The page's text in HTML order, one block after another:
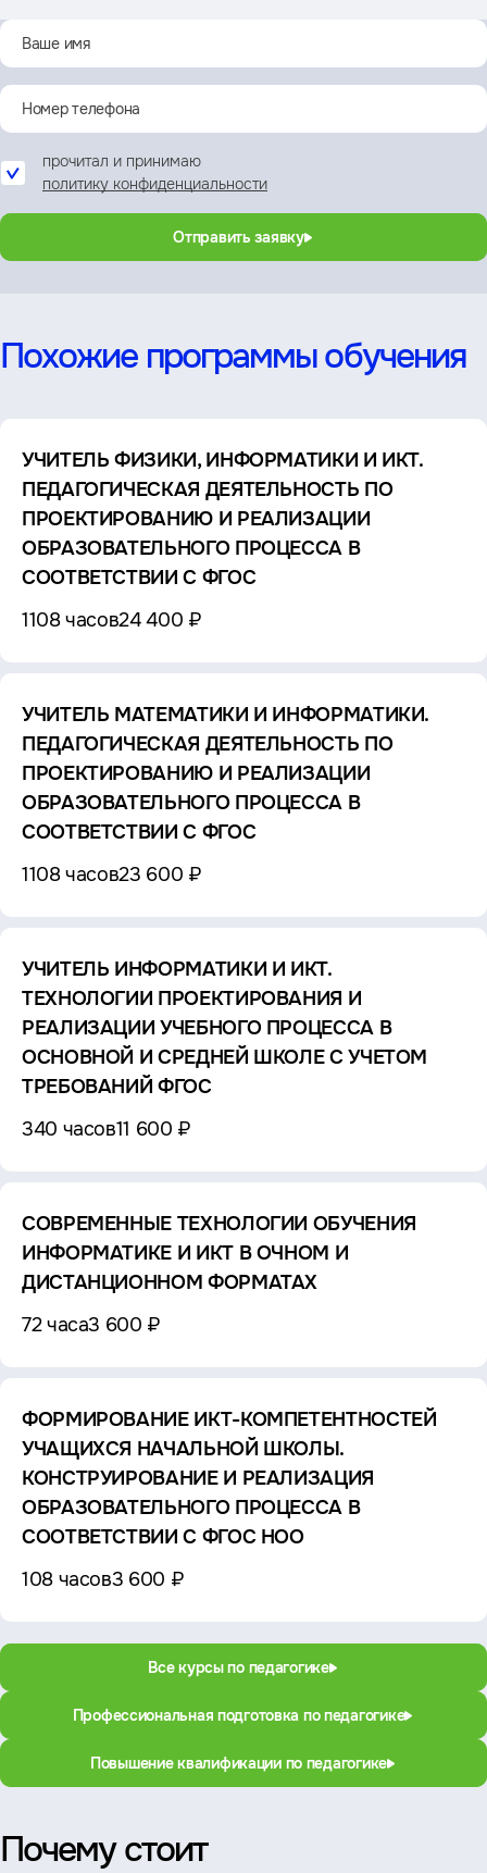
прочитал и принимаю
политику конфиденциальности
Отправить заявку
Похожие программы обучения
УЧИТЕЛЬ ФИЗИКИ, ИНФОРМАТИКИ И ИКТ.
ПЕДАГОГИЧЕСКАЯ ДЕЯТЕЛЬНОСТЬ ПО
ПРОЕКТИРОВАНИЮ И РЕАЛИЗАЦИИ
ОБРАЗОВАТЕЛЬНОГО ПРОЦЕССА В
СООТВЕТСТВИИ С ФГОС
1108 часов24 400 ₽
УЧИТЕЛЬ МАТЕМАТИКИ И ИНФОРМАТИКИ.
ПЕДАГОГИЧЕСКАЯ ДЕЯТЕЛЬНОСТЬ ПО
ПРОЕКТИРОВАНИЮ И РЕАЛИЗАЦИИ
ОБРАЗОВАТЕЛЬНОГО ПРОЦЕССА В
СООТВЕТСТВИИ С ФГОС
1108 часов23 600 ₽
УЧИТЕЛЬ ИНФОРМАТИКИ И ИКТ.
ТЕХНОЛОГИИ ПРОЕКТИРОВАНИЯ И
РЕАЛИЗАЦИИ УЧЕБНОГО ПРОЦЕССА В
ОСНОВНОЙ И СРЕДНЕЙ ШКОЛЕ С УЧЕТОМ
ТРЕБОВАНИЙ ФГОС
340 часов11 600 ₽
СОВРЕМЕННЫЕ ТЕХНОЛОГИИ ОБУЧЕНИЯ
ИНФОРМАТИКЕ И ИКТ В ОЧНОМ И
ДИСТАНЦИОННОМ ФОРМАТАХ
72 часа3 600 ₽
ФОРМИРОВАНИЕ ИКТ-КОМПЕТЕНТНОСТЕЙ
УЧАЩИХСЯ НАЧАЛЬНОЙ ШКОЛЫ.
КОНСТРУИРОВАНИЕ И РЕАЛИЗАЦИЯ
ОБРАЗОВАТЕЛЬНОГО ПРОЦЕССА В
СООТВЕТСТВИИ С ФГОС НОО
108 часов3 600 ₽
Все курсы по педагогике
Профессиональная подготовка по педагогике
Повышение квалификации по педагогике
Почему стоит